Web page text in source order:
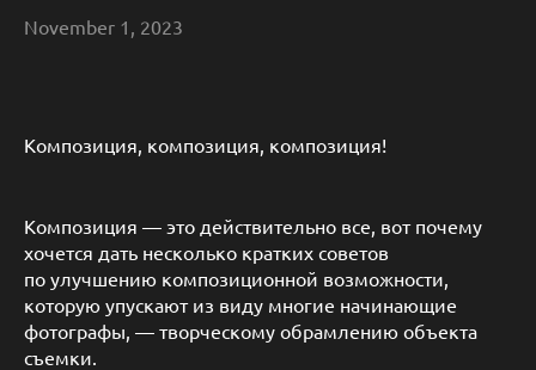
November 1, 2023
Композиция, композиция, композиция!
Композиция — это действительно все, вот почему
хочется дать несколько кратких советов
по улучшению композиционной возможности,
которую упускают из виду многие начинающие
фотографы, — творческому обрамлению объекта
съемки.